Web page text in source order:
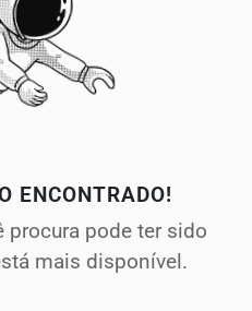
ENCONTRADO!
procura pode ter sido
mais disponível.